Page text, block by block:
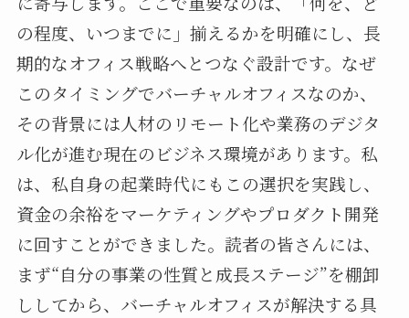
の程度、いつまでに」揃えるかを明確にし、長
期的なオフィス戦略へとつなぐ設計です。なぜ
このタイミングでバーチャルオフィスなのか、
その背景には人材のリモート化や業務のデジタ
ル化が進む現在のビジネス環境があります。私
は、私自身の起業時代にもこの選択を実践し、
資金の余裕をマーケティングやプロダクト開発
に回すことができました。読者の皆さんには、
まず“自分の事業の性質と成長ステージ”を棚卸
ししてから、バーチャルオフィスが解決する具